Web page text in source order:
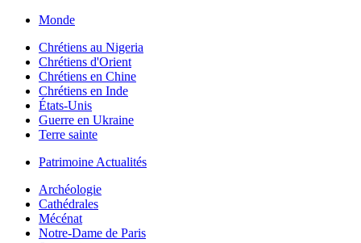
Monde
Chrétiens au Nigeria
Chrétiens d'Orient
Chrétiens en Chine
Chrétiens en Inde
États-Unis
Guerre en Ukraine
Terre sainte
Patrimoine Actualités
Archéologie
Cathédrales
Mécénat
Notre-Dame de Paris